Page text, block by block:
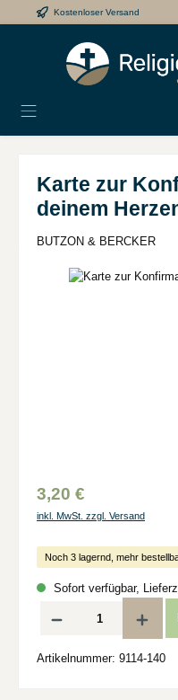
Zum Hauptinhalt springen
Kostenloser Versand
Karte zur
deinem
BUTZON & BERCKER
Bildergalerie überspringen
3,20 €
inkl. MwSt. zzgl. Versand
Noch 3 lagernd, mehr
Sofort verfügbar,
Produkt Anzahl: Gib den
Artikelnummer: 9114-140